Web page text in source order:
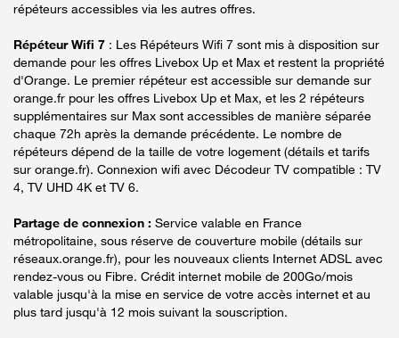
répéteurs accessibles via les autres offres.
Répéteur Wifi 7 : Les Répéteurs Wifi 7 sont mis à disposition sur
demande pour les offres Livebox Up et Max et restent la propriété
d'Orange. Le premier répéteur est accessible sur demande sur
orange.fr pour les offres Livebox Up et Max, et les 2 répéteurs
supplémentaires sur Max sont accessibles de manière séparée
chaque 72h après la demande précédente. Le nombre de
répéteurs dépend de la taille de votre logement (détails et tarifs
sur orange.fr). Connexion wifi avec Décodeur TV compatible : TV
4, TV UHD 4K et TV 6.
Partage de connexion : Service valable en France
métropolitaine, sous réserve de couverture mobile (détails sur
réseaux.orange.fr), pour les nouveaux clients Internet ADSL avec
rendez-vous ou Fibre. Crédit internet mobile de 200Go/mois
valable jusqu'à la mise en service de votre accès internet et au
plus tard jusqu'à 12 mois suivant la souscription.